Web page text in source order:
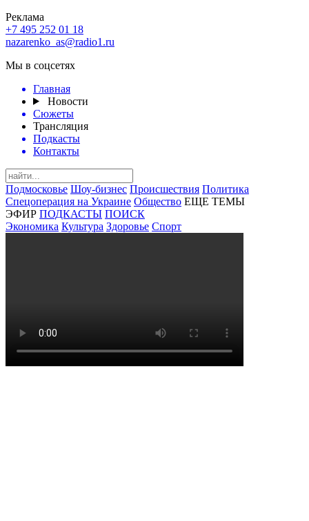
Реклама
+7 495 252 01 18
nazarenko_as@radio1.ru
Мы в соцсетях
Главная
Новости
Сюжеты
Трансляция
Подкасты
Контакты
Подмосковье Шоу-бизнес Происшествия Политика
Спецоперация на Украине Общество ЕЩЕ ТЕМЫ
ЭФИР ПОДКАСТЫ ПОИСК
Экономика Культура Здоровье Спорт